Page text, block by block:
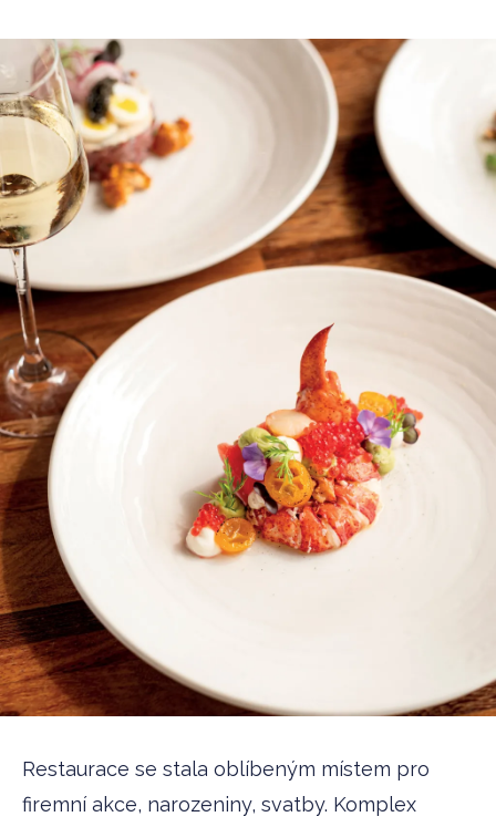
Restaurace se stala oblíbeným místem pro
firemní akce, narozeniny, svatby. Komplex